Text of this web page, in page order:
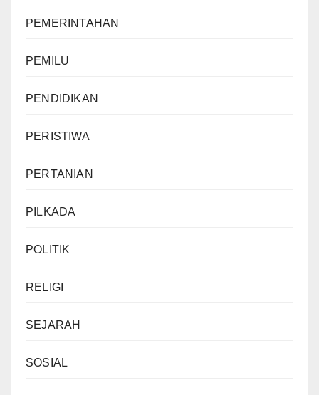
PEMERINTAHAN
PEMILU
PENDIDIKAN
PERISTIWA
PERTANIAN
PILKADA
POLITIK
RELIGI
SEJARAH
SOSIAL